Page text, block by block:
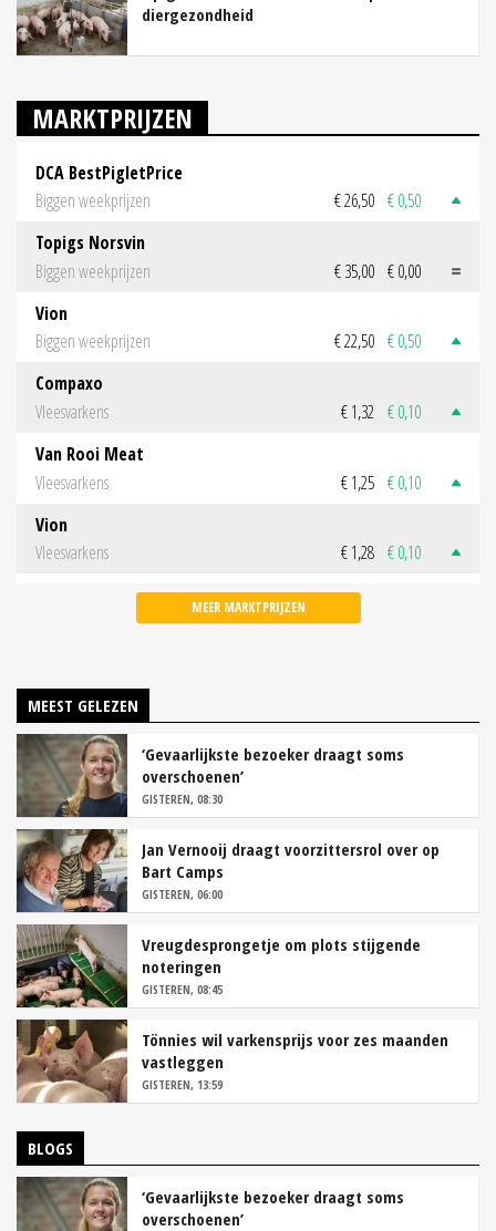
diergezondheid
MARKTPRIJZEN
DCA BestPigletPrice
Biggen weekprijzen
€ 26,50 € 0,50
Topigs Norsvin
Biggen weekprijzen
€ 35,00 € 0,00
Vion
Biggen weekprijzen
€ 22,50 € 0,50
Compaxo
Vleesvarkens
€ 1,32 € 0,10
Van Rooi Meat
Vleesvarkens
€ 1,25 € 0,10
Vion
Vleesvarkens
€ 1,28 € 0,10
MEER MARKTPRIJZEN
MEEST GELEZEN
‘Gevaarlijkste bezoeker draagt soms
overschoenen’
GISTEREN, 08:30
Jan Vernooij draagt voorzittersrol over op
Bart Camps
GISTEREN, 06:00
Vreugdesprongetje om plots stijgende
noteringen
GISTEREN, 08:45
Tönnies wil varkensprijs voor zes maanden
vastleggen
GISTEREN, 13:59
BLOGS
‘Gevaarlijkste bezoeker draagt soms
overschoenen’